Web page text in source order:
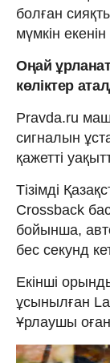
болған
мүмкін
Оңай
көліктер
Pravda.ru
сигналын
қажетті
Тізімді
Crossback
бойынша,
бес секунд
Екінші
ұсынылған
Ұрлаушы